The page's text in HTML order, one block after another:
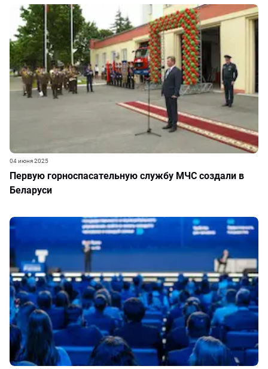
Первую горноспасательную службу МЧС создали в
Беларуси
04 июня 2025